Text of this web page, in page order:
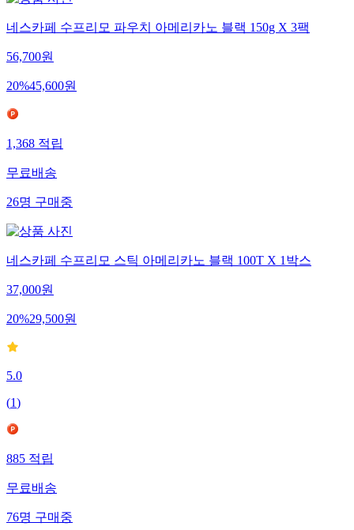
네스카페 수프리모 파우치 아메리카노 블랙 150g X 3팩
56,700원
20%45,600원
1,368적립
무료배송
26명구매중
네스카페 수프리모 스틱 아메리카노 블랙 100T X 1박스
37,000원
20%29,500원
5.0
(1)
885적립
무료배송
76명구매중